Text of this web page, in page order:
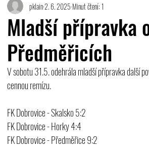
Mladší přípravka
Předměřicích
pklain2. 6. 2025 Minut čtení: 1
V sobotu 31.5. odehrála mladší přípravka další
cennou remízu.
FK Dobrovice - Skalsko 5:2
FK Dobrovice - Horky 4:4
FK Dobrovice - Předměřice 9:2